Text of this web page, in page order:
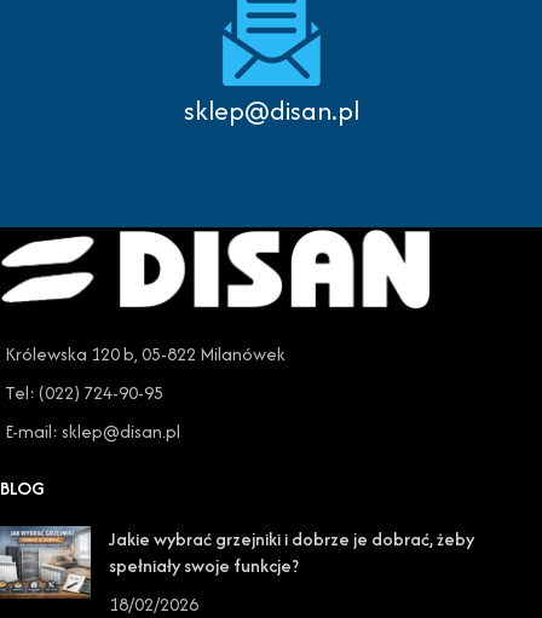
sklep@disan.pl
Królewska 120 b, 05-822 Milanówek
Tel: (022) 724-90-95
E-mail: sklep@disan.pl
BLOG
Jakie wybrać grzejniki i dobrze je dobrać, żeby
spełniały swoje funkcje?
18/02/2026